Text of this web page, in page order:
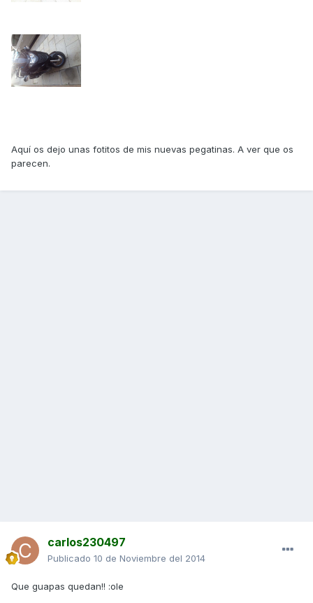
Aquí os dejo unas fotitos de mis nuevas pegatinas. A ver que os
parecen.
carlos230497
Publicado 10 de Noviembre del 2014
Que guapas quedan!! :ole